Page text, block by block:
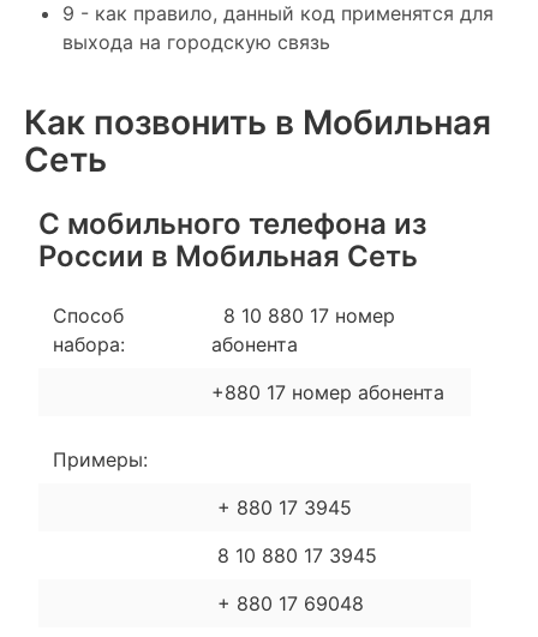
9 - как правило, данный код применятся для
выхода на городскую связь
Как позвонить в Мобильная
Сеть
С мобильного телефона из
России в Мобильная Сеть
Способ
набора:
8 10 880 17 номер
абонента
+880 17 номер абонента
Примеры:
+ 880 17 3945
8 10 880 17 3945
+ 880 17 69048